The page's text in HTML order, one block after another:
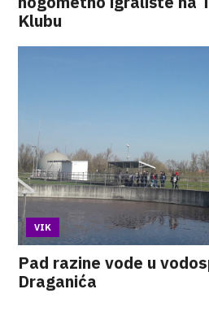
Klubu
VIK
Pad razine vode u
Draganića